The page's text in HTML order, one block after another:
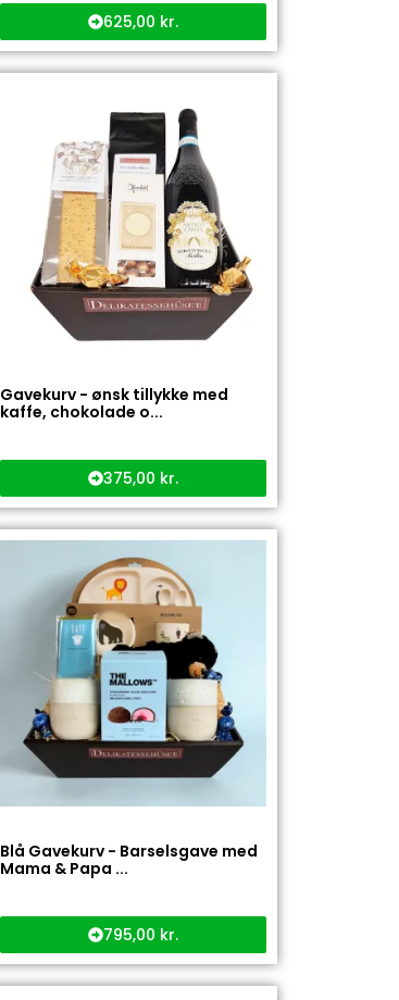
625,00 kr.
Gavekurv - ønsk tillykke med
kaffe, chokolade o...
375,00 kr.
Blå Gavekurv - Barselsgave med
Mama & Papa ...
795,00 kr.